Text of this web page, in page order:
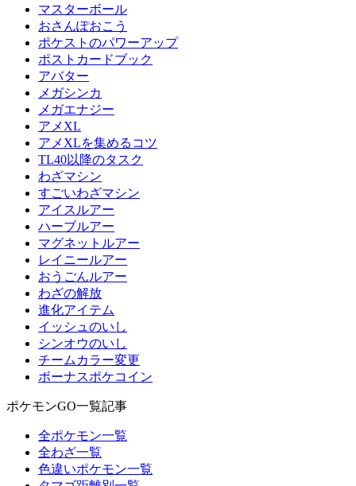
マスターボール
おさんぽおこう
ポケストのパワーアップ
ポストカードブック
アバター
メガシンカ
メガエナジー
アメXL
アメXLを集めるコツ
TL40以降のタスク
わざマシン
すごいわざマシン
アイスルアー
ハーブルアー
マグネットルアー
レイニールアー
おうごんルアー
わざの解放
進化アイテム
イッシュのいし
シンオウのいし
チームカラー変更
ボーナスポケコイン
ポケモンGO一覧記事
全ポケモン一覧
全わざ一覧
色違いポケモン一覧